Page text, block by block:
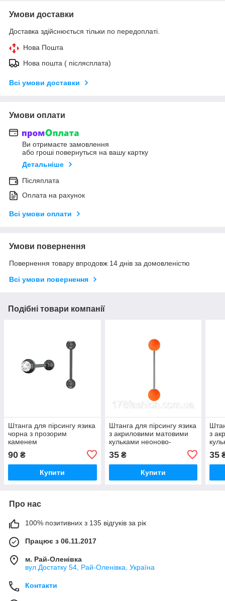
Умови доставки
Доставка здійснюється тільки по передоплаті.
Нова Пошта
Нова пошта ( післясплата)
Всі умови доставки
Умови оплати
Ви отримаєте замовлення
або гроші повернуться на вашу картку
Детальніше
Післяплата
Оплата на рахунок
Всі умови оплати
Умови повернення
Повернення товару впродовж 14 днів за домовленістю
Всі умови повернення
Подібні товари компанії
Штанга для пірсингу язика
чорна з прозорим
каменем
90 ₴
Купити
Штанга для пірсингу язика
з акриловими матовими
кульками неоново-
помаранчевого кольору
35₴
Купити
з
35
Про нас
100% позитивних з 135 відгуків за рік
Працює з 06.11.2017
м. Рай-Оленівка
вул.Достатку 54, Рай-Оленівка, Україна
Контакти